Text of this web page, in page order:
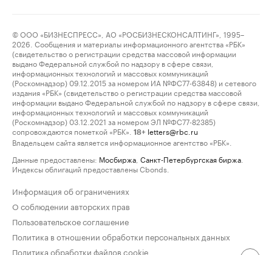
© ООО «БИЗНЕСПРЕСС», АО «РОСБИЗНЕСКОНСАЛТИНГ», 1995–
2026. Сообщения и материалы информационного агентства «РБК»
(свидетельство о регистрации средства массовой информации
выдано Федеральной службой по надзору в сфере связи,
информационных технологий и массовых коммуникаций
(Роскомнадзор) 09.12.2015 за номером ИА №ФС77-63848) и сетевого
издания «РБК» (свидетельство о регистрации средства массовой
информации выдано Федеральной службой по надзору в сфере связи,
информационных технологий и массовых коммуникаций
(Роскомнадзор) 03.12.2021 за номером ЭЛ №ФС77-82385)
сопровождаются пометкой «РБК».
18+ letters@rbc.ru
Владельцем сайта является информационное агентство «РБК».
Данные предоставлены: Мосбиржа Санкт-Петербургская биржа
Индексы облигаций предоставлены Cbonds.
Информация об ограничениях
О соблюдении авторских прав
Пользовательское соглашение
Политика в отношении обработки персональных данных
Политика обработки файлов cookie